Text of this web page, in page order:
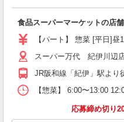
食品スーパーマーケットの店
【パート】 惣菜 [平日]
スーパー万代 紀伊川辺
JR阪和線「紀伊」駅より
【惣菜】 6:00〜13:00
応募締め切り